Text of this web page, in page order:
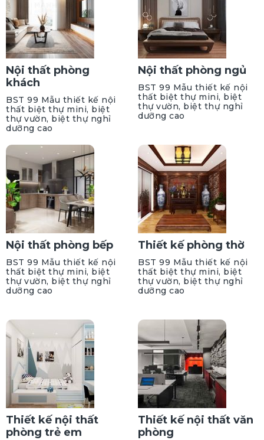
Nội thất phòng
khách
BST 99 Mẫu thiết kế nội
thất biệt thự mini, biệt
thự vườn, biệt thự nghỉ
dưỡng cao
Nội thất phòng ngủ
BST 99 Mẫu thiết kế nội
thất biệt thự mini, biệt
thự vườn, biệt thự nghỉ
dưỡng cao
Nội thất phòng bếp
BST 99 Mẫu thiết kế nội
thất biệt thự mini, biệt
thự vườn, biệt thự nghỉ
dưỡng cao
Thiết kế phòng thờ
BST 99 Mẫu thiết kế nội
thất biệt thự mini, biệt
thự vườn, biệt thự nghỉ
dưỡng cao
Thiết kế nội thất
phòng trẻ em
Thiết kế nội thất văn
phòng